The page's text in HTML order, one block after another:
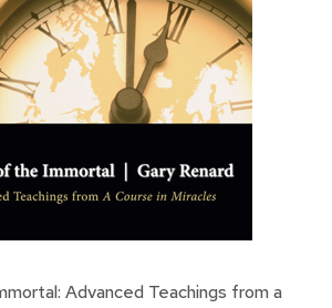
Advanced Teachings from a